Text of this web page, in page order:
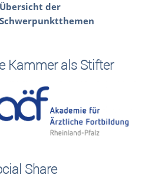
Übersicht der
Schwerpunktthemen
Kammer als Stifter
Share